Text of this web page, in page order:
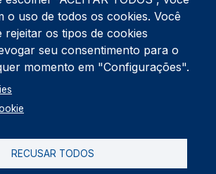
da Gafanha da Nazaré
da Nazaré
de Privacidade
o uso de todos os cookies. Você
rejeitar os tipos de cookies
seu consentimento para o
momento em "Configurações".
RECUSAR TODOS